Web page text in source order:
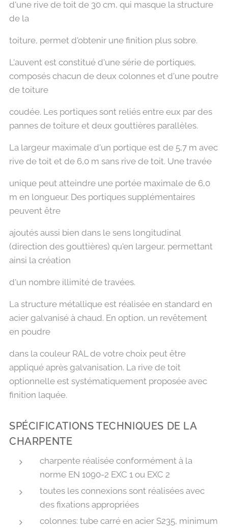
d'une rive de toit de 30 cm, qui masque la structure
de la
toiture, permet d'obtenir une finition plus sobre.
L'auvent est constitué d'une série de portiques,
composés chacun de deux colonnes et d'une poutre
de toiture
coudée. Les portiques sont reliés entre eux par des
pannes de toiture et deux gouttières parallèles.
La largeur maximale d'un portique est de 5,7 m avec
rive de toit et de 6,0 m sans rive de toit. Une travée
unique peut atteindre une portée maximale de 6,0
m en longueur. Des portiques supplémentaires
peuvent être
ajoutés aussi bien dans le sens longitudinal
(direction des gouttières) qu'en largeur, permettant
ainsi la création
d'un nombre illimité de travées.
La structure métallique est réalisée en standard en
acier galvanisé à chaud. En option, un revêtement
en poudre
dans la couleur RAL de votre choix peut être
appliqué après galvanisation. La rive de toit
optionnelle est systématiquement proposée avec
finition laquée.
SPÉCIFICATIONS TECHNIQUES DE LA
CHARPENTE
charpente réalisée conformément à la
norme EN 1090-2 EXC 1 ou EXC 2
toutes les connexions sont réalisées avec
des fixations appropriées
colonnes: tube carré en acier S235, minimum